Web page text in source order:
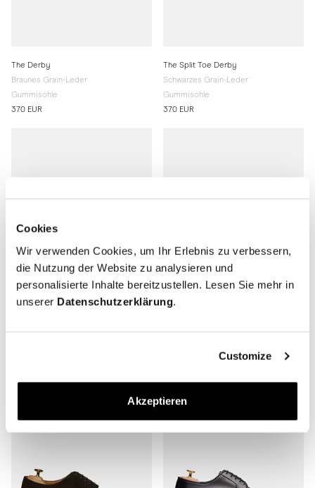
Cookies
Wir verwenden Cookies, um Ihr Erlebnis zu verbessern,
die Nutzung der Website zu analysieren und
personalisierte Inhalte bereitzustellen. Lesen Sie mehr in
unserer Datenschutzerklärung.
Customize
Akzeptieren
The Derby
Braunes Grain-Leder
Gummisohle
370 EUR
The Split Toe Derby
Schwarzes Grain-Leder
Gummisohle
370 EUR
The Split Toe Derby
The Split Toe Derby